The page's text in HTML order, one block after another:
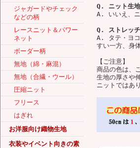
ジャガードやチェック
などの柄
レースニット＆パワー
ネット
ボーダー柄
無地（綿・麻混）
無地（合繊・ウール）
圧縮ニット
フリース
はぎれ
お洋服向け織物生地
衣装やイベント向きの素
Q. ニット生地
A. いいえ、ニ
Q. ストレッチ
A. タテ・ヨコ
すい一方、身
【ご注意】
商品の色は、
生地の厚さや
ニットではあ